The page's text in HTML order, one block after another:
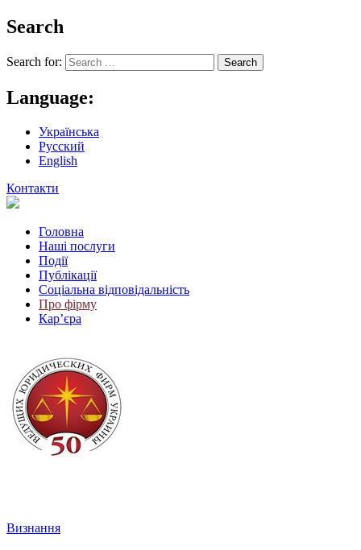
Search
Search for:
Language:
Українська
Русский
English
Контакти
Головна
Наші послуги
Події
Публікації
Соціальна відповідальність
Про фiрму
Кар’єра
Визнання